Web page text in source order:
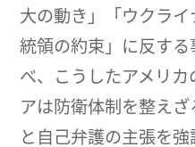
大の動き」「ウクラ
統領の約束」に反す
べ、こうしたアメリ
アは防衛体制を整え
と自己弁護の主張を